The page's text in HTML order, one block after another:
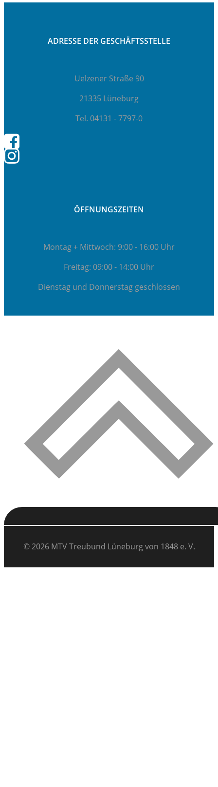
ADRESSE DER GESCHÄFTSSTELLE
Uelzener Straße 90
21335 Lüneburg
Tel. 04131 - 7797-0
ÖFFNUNGSZEITEN
Montag + Mittwoch: 9:00 - 16:00 Uhr
Freitag: 09:00 - 14:00 Uhr
Dienstag und Donnerstag geschlossen
© 2026 MTV Treubund Lüneburg von 1848 e. V.